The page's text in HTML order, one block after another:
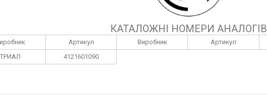
КАТАЛОЖНІ НОМЕРИ АНАЛОГІВ
Артикул Виробник Артикул
ТРИАЛ
4121601090